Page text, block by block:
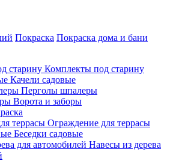
Покраска Покраска дома и бани
Комплекты под старину
Качели садовые
Перголы шпалеры
Ворота и заборы
Ограждение для террасы
Беседки садовые
Навесы из дерева